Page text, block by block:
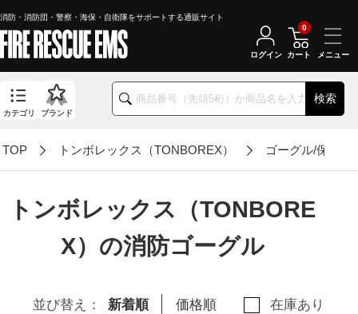
消防・消防団・警察・海保・自衛隊をサポートする通販サイト
検索
カテゴリ ブランド
ログイン カート
0
TOP トンボレックス（TONBOREX） ゴーグル/保護メ
トンボレックス（TONBORE
X）の消防ゴーグル
並び替え： 新着順 価格順 在庫あり